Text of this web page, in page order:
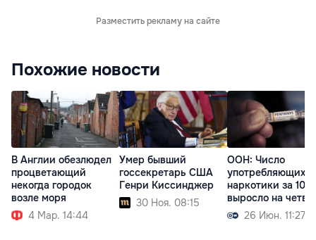
Разместить рекламу на сайте
Похожие новости
В Англии обезлюдел
процветающий
некогда городок
возле моря
4 Мар. 14:44
Умер бывший
госсекретарь США
Генри Киссинджер
30 Ноя. 08:15
ООН: Число
употребляющих
наркотики за 10
выросло на
26 Июн. 11:27